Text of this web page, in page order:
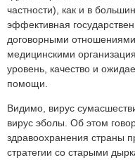
частности), как и в
эффективная
договорными
медицинскими
уровень, качество и
помощи.
Видимо, вирус
вирус эболы. Об этом
здравоохранения страны
стратегии со старыми